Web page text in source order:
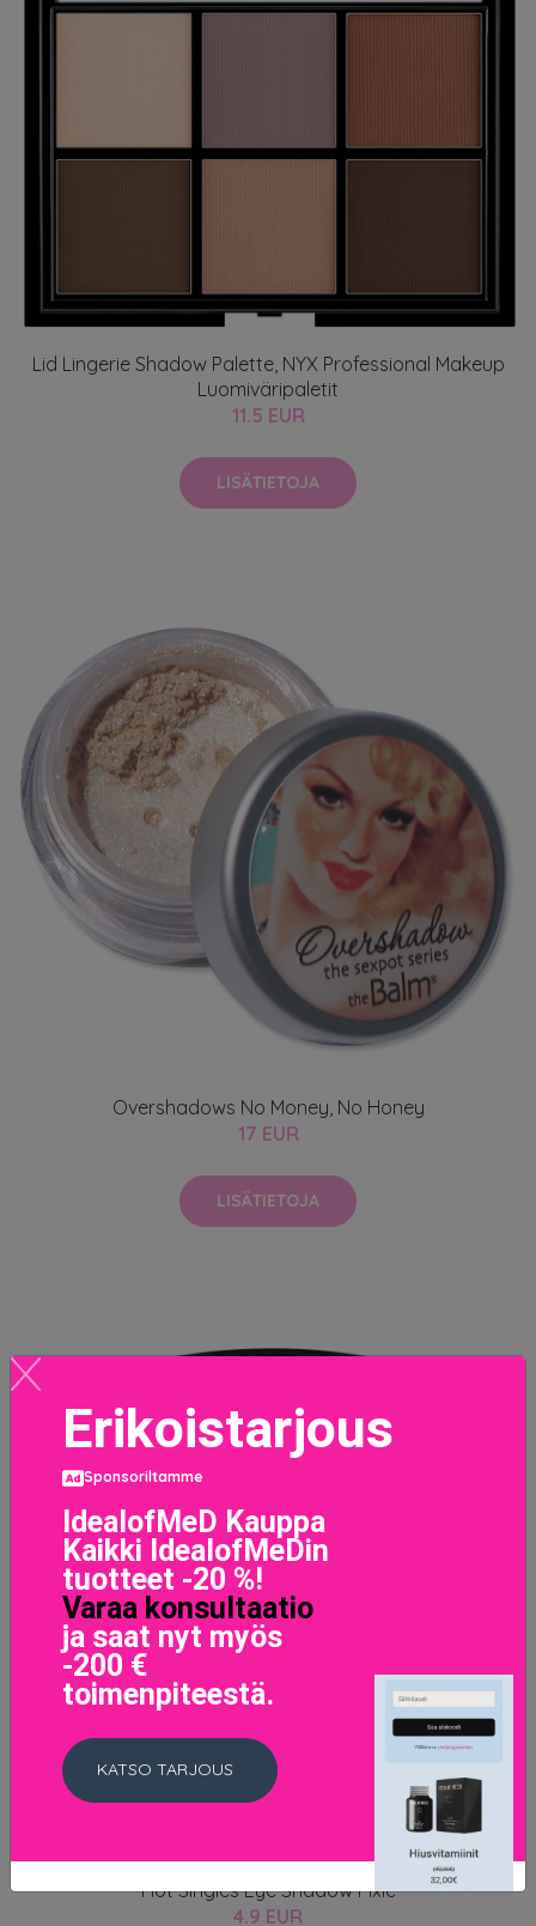
Lid Lingerie Shadow Palette, NYX Professional Makeup
Luomiväripaletit
11.5 EUR
LISÄTIETOJA
Overshadows No Money, No Honey
17 EUR
LISÄTIETOJA
Hot Singles Eye Shadow Pixie
4.9 EUR
Erikoistarjous
Sponsoriltamme
IdealofMeD Kauppa
Kaikki IdealofMeDin
tuotteet -20 %!
Varaa konsultaatio
ja saat nyt myös
-200 €
toimenpiteestä.
KATSO TARJOUS